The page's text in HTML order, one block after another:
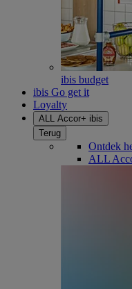
ibis budget
ibis Go get it
Loyalty
ALL Accor+ ibis
Terug
Ontdek
ALL